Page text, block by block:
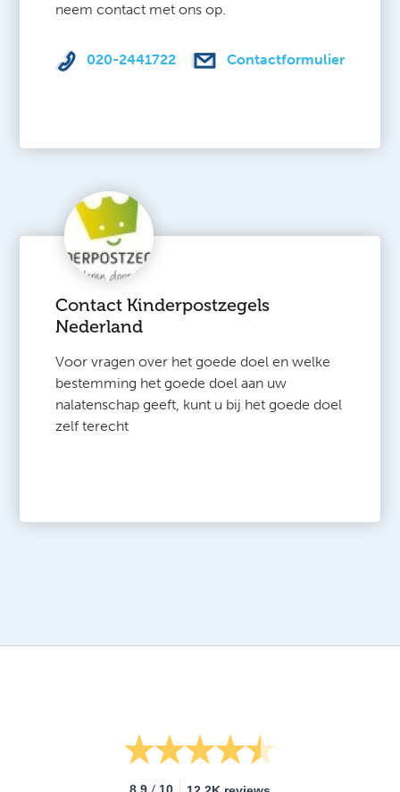
neem contact met ons op.
020-2441722 Contactformulier
Contact Kinderpostzegels
Nederland
Voor vragen over het goede doel en welke
bestemming het goede doel aan uw
nalatenschap geeft, kunt u bij het goede doel
zelf terecht
8.9 / 10